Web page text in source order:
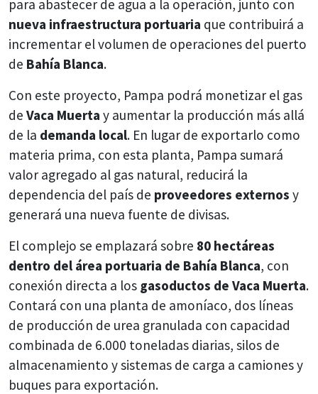
para abastecer de agua a la operación, junto con
nueva infraestructura portuaria que contribuirá a
incrementar el volumen de operaciones del puerto
de Bahía Blanca.
Con este proyecto, Pampa podrá monetizar el gas
de Vaca Muerta y aumentar la producción más allá
de la demanda local. En lugar de exportarlo como
materia prima, con esta planta, Pampa sumará
valor agregado al gas natural, reducirá la
dependencia del país de proveedores externos y
generará una nueva fuente de divisas.
El complejo se emplazará sobre 80 hectáreas
dentro del área portuaria de Bahía Blanca, con
conexión directa a los gasoductos de Vaca Muerta.
Contará con una planta de amoníaco, dos líneas
de producción de urea granulada con capacidad
combinada de 6.000 toneladas diarias, silos de
almacenamiento y sistemas de carga a camiones y
buques para exportación.